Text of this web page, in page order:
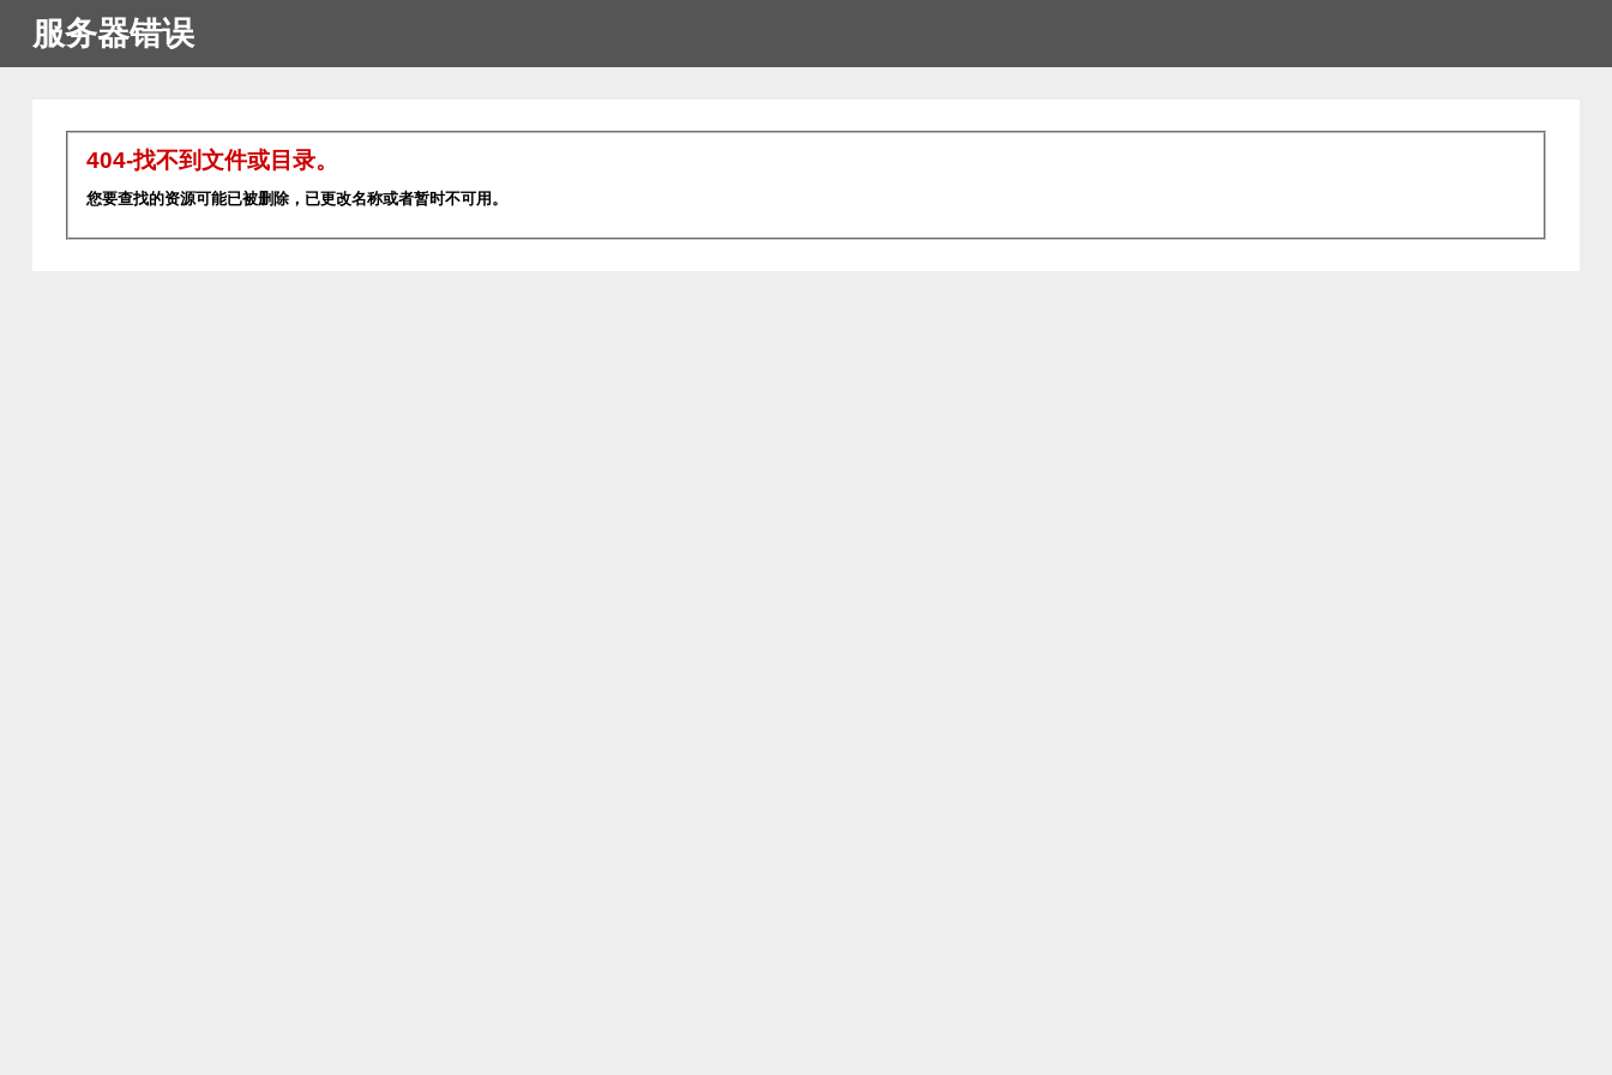
服务器错误
404-找不到文件或目录。
您要查找的资源可能已被删除，已更改名称或者暂时不可用。